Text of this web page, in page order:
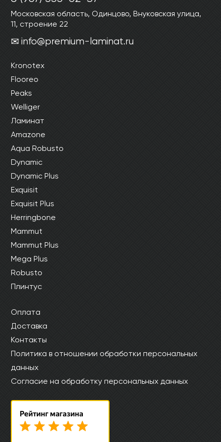
Московская область, Одинцово, Внуковская улица,
11, строение 22
info@premium-laminat.ru
Kronotex
Flooreo
Peaks
Welliger
Ламинат
Amazone
Aqua Robusto
Dynamic
Dynamic Plus
Exquisit
Exquisit Plus
Herringbone
Mammut
Mammut Plus
Mega Plus
Robusto
Плинтус
Оплата
Доставка
Контакты
Политика в отношении обработки персональных
данных
Согласие на обработку персональных данных